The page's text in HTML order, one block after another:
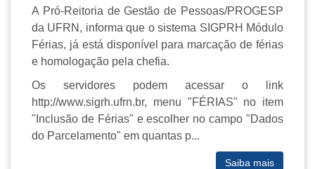
A Pró-Reitoria de Gestão de Pessoas/PROGESP
da UFRN, informa que o sistema SIGPRH Módulo
Férias, já está disponível para marcação de férias
e homologação pela chefia.
Os servidores podem acessar o link
http://www.sigrh.ufrn.br, menu "FÉRIAS" no item
"Inclusão de Férias" e escolher no campo "Dados
do Parcelamento" em quantas p...
Saiba mais